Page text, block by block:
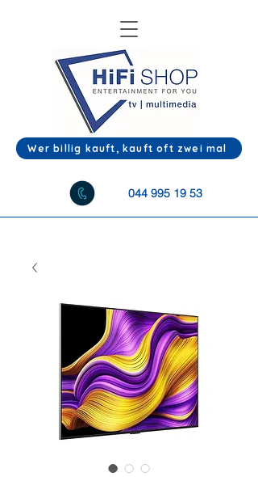
044 995 19 53
Wer billig kauft, kauft oft zwei mal